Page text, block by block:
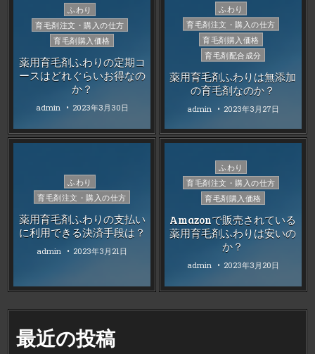
Posted
in
ふわり
育毛剤注文・購入の仕方
育毛剤購入価格
薬用育毛剤ふわりの定期コ
ースはどれぐらいお得なの
か？
admin 2023年3月30日
Posted
in
ふわり
育毛剤注文・購入の仕方
育毛剤購入価格
育毛剤配合成分
薬用育毛剤ふわりは無添加
の育毛剤なのか？
admin 2023年3月27日
Posted
in
ふわり
育毛剤注文・購入の仕方
薬用育毛剤ふわりの支払い
に利用できる決済手段は？
admin 2023年3月21日
Posted
in
ふわり
育毛剤注文・購入の仕方
育毛剤購入価格
Amazonで販売されている
薬用育毛剤ふわりは安いの
か？
admin 2023年3月20日
最近の投稿